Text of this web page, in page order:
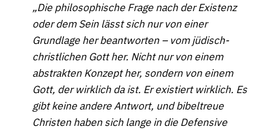
„Die philosophische Frage nach der Existenz
oder dem Sein lässt sich nur von einer
Grundlage her beantworten – vom jüdisch-
christlichen Gott her. Nicht nur von einem
abstrakten Konzept her, sondern von einem
Gott, der wirklich da ist. Er existiert wirklich. Es
gibt keine andere Antwort, und bibeltreue
Christen haben sich lange in die Defensive